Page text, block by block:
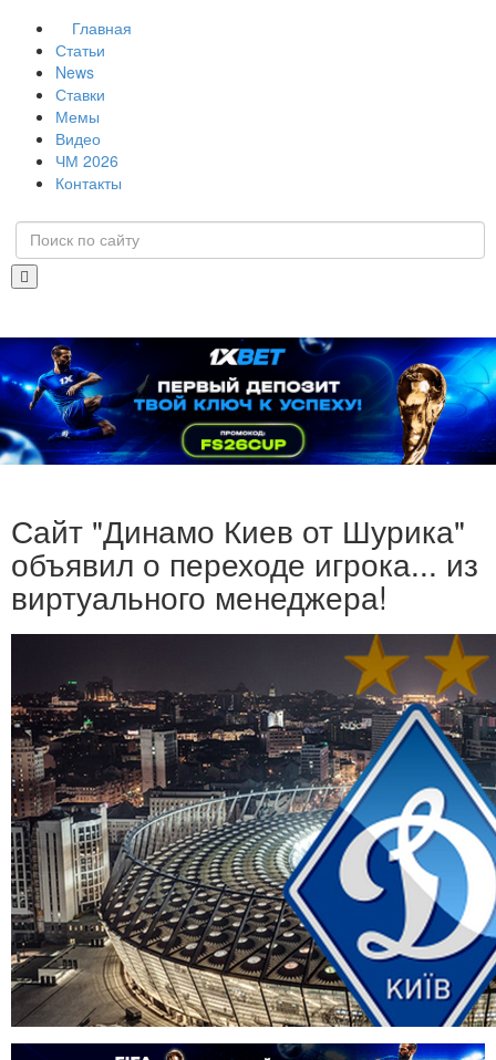
Главная
Статьи
News
Ставки
Мемы
Видео
ЧМ 2026
Контакты
Сайт "Динамо Киев от Шурика"
объявил о переходе игрока... из
виртуального менеджера!